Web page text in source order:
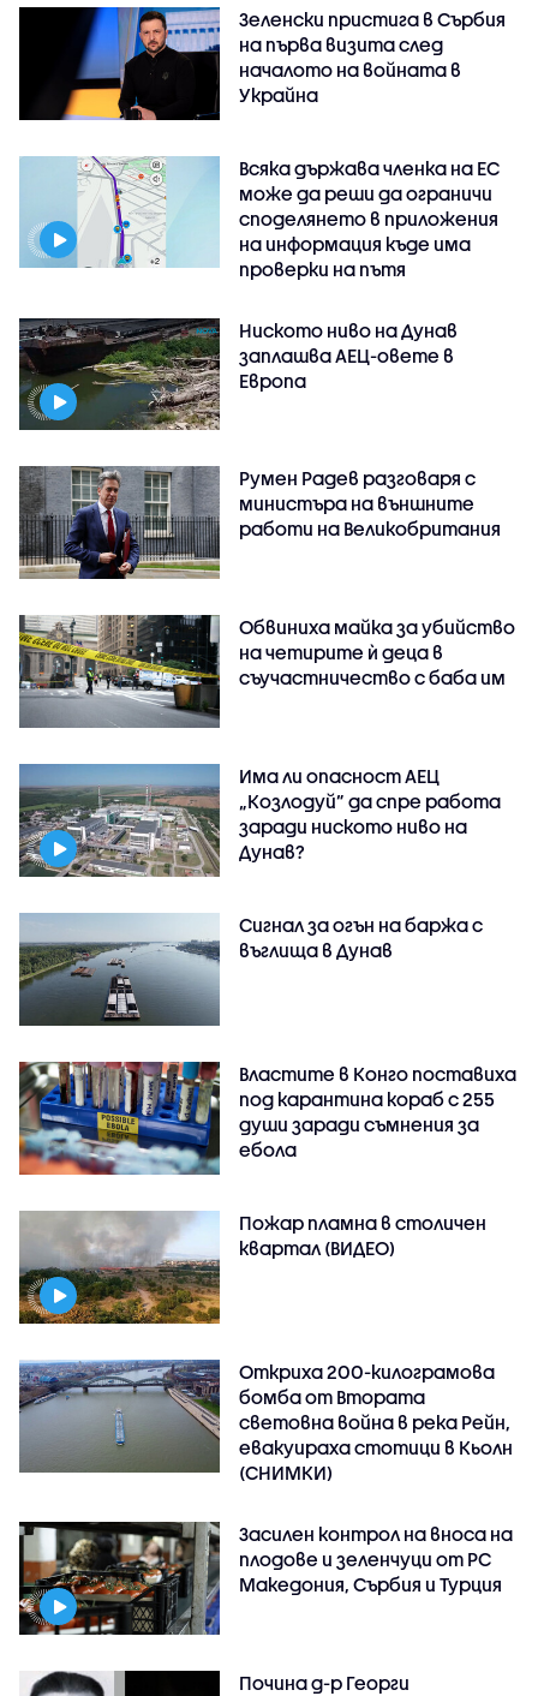
Зеленски пристига в Сърбия
на първа визита след
началото на войната в
Украйна
Всяка държава членка на ЕС
може да реши да ограничи
споделянето в приложения
на информация къде има
проверки на пътя
Ниското ниво на Дунав
заплашва АЕЦ-овете в
Европа
Румен Радев разговаря с
министъра на външните
работи на Великобритания
Обвиниха майка за убийство
на четирите ѝ деца в
съучастничество с баба им
Има ли опасност АЕЦ
„Козлодуй” да спре работа
заради ниското ниво на
Дунав?
Сигнал за огън на баржа с
въглища в Дунав
Властите в Конго поставиха
под карантина кораб с 255
души заради съмнения за
ебола
Пожар пламна в столичен
квартал (ВИДЕО)
Откриха 200-килограмова
бомба от Втората
световна война в река Рейн,
евакуираха стотици в Кьолн
(СНИМКИ)
Засилен контрол на вноса на
плодове и зеленчуци от РС
Македония, Сърбия и Турция
Почина д-р Георги